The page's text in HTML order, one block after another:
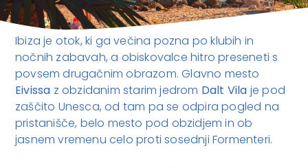
Ibiza je otok, ki ga večina pozna po klubih in
nočnih zabavah, a obiskovalce hitro preseneti s
povsem drugačnim obrazom. Glavno mesto
Eivissa z obzidanim starim jedrom Dalt Vila je pod
zaščito Unesca, od tam pa se odpira pogled na
pristanišče, belo mesto pod obzidjem in ob
jasnem vremenu celo proti sosednji Formenteri.